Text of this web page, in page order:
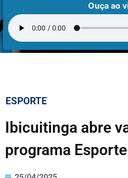
Ouça ao
ESPORTE
Ibicuitinga abre
programa